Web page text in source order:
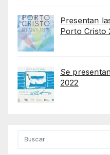
Presentan
Porto Cristo
Se
2022